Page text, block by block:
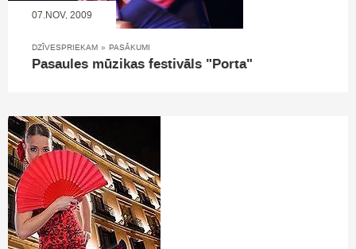
07.NOV, 2009
DZĪVESPRIEKAM » PASĀKUMI
Pasaules mūzikas festivāls "Porta"